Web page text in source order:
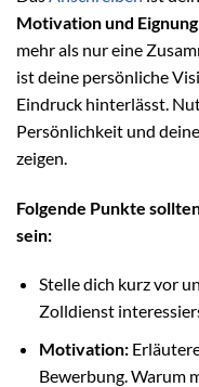
Motivation und Eignung
mehr als nur eine
ist deine persönliche
Eindruck hinterlässt.
Persönlichkeit und
zeigen.
Folgende Punkte
sein:
Stelle dich kurz vor
Zolldienst
Motivation:
Bewerbung. Warum